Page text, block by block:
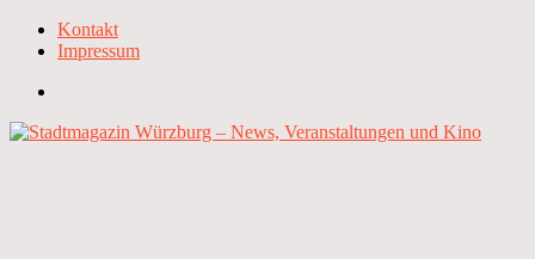
Kontakt
Impressum